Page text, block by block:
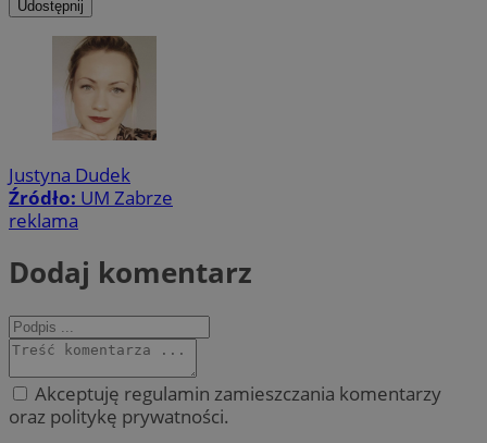
Udostępnij
Justyna Dudek
Źródło: UM Zabrze
reklama
Dodaj komentarz
Akceptuję regulamin zamieszczania komentarzy
oraz politykę prywatności.